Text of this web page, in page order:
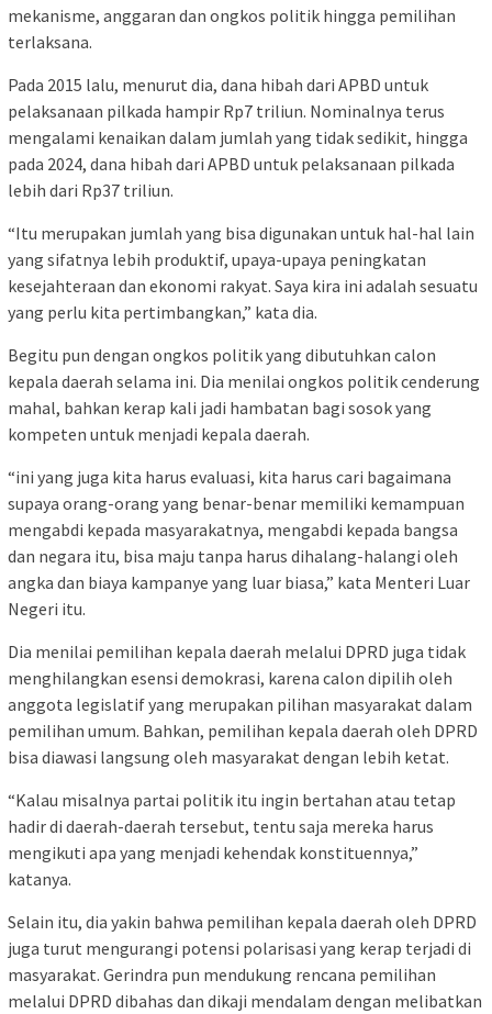
mekanisme, anggaran dan ongkos politik hingga pemilihan
terlaksana.
Pada 2015 lalu, menurut dia, dana hibah dari APBD untuk
pelaksanaan pilkada hampir Rp7 triliun. Nominalnya terus
mengalami kenaikan dalam jumlah yang tidak sedikit, hingga
pada 2024, dana hibah dari APBD untuk pelaksanaan pilkada
lebih dari Rp37 triliun.
“Itu merupakan jumlah yang bisa digunakan untuk hal-hal lain
yang sifatnya lebih produktif, upaya-upaya peningkatan
kesejahteraan dan ekonomi rakyat. Saya kira ini adalah sesuatu
yang perlu kita pertimbangkan,” kata dia.
Begitu pun dengan ongkos politik yang dibutuhkan calon
kepala daerah selama ini. Dia menilai ongkos politik cenderung
mahal, bahkan kerap kali jadi hambatan bagi sosok yang
kompeten untuk menjadi kepala daerah.
“ini yang juga kita harus evaluasi, kita harus cari bagaimana
supaya orang-orang yang benar-benar memiliki kemampuan
mengabdi kepada masyarakatnya, mengabdi kepada bangsa
dan negara itu, bisa maju tanpa harus dihalang-halangi oleh
angka dan biaya kampanye yang luar biasa,” kata Menteri Luar
Negeri itu.
Dia menilai pemilihan kepala daerah melalui DPRD juga tidak
menghilangkan esensi demokrasi, karena calon dipilih oleh
anggota legislatif yang merupakan pilihan masyarakat dalam
pemilihan umum. Bahkan, pemilihan kepala daerah oleh DPRD
bisa diawasi langsung oleh masyarakat dengan lebih ketat.
“Kalau misalnya partai politik itu ingin bertahan atau tetap
hadir di daerah-daerah tersebut, tentu saja mereka harus
mengikuti apa yang menjadi kehendak konstituennya,”
katanya.
Selain itu, dia yakin bahwa pemilihan kepala daerah oleh DPRD
juga turut mengurangi potensi polarisasi yang kerap terjadi di
masyarakat. Gerindra pun mendukung rencana pemilihan
melalui DPRD dibahas dan dikaji mendalam dengan melibatkan